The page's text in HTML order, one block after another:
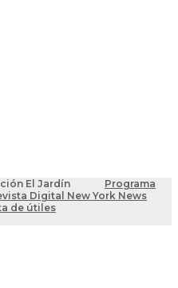
El Jardín
Programa
Digital New York News
de útiles